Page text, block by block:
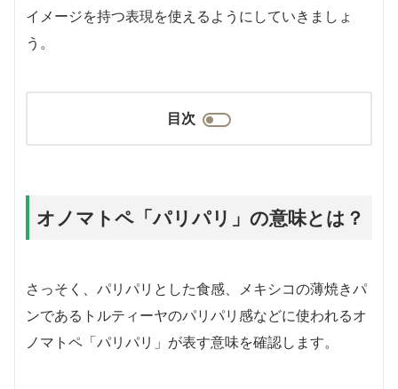
イメージを持つ表現を使えるようにしていきましょ
う。
目次
オノマトペ「パリパリ」の意味とは？
さっそく、パリパリとした食感、メキシコの薄焼きパ
ンであるトルティーヤのパリパリ感などに使われるオ
ノマトペ「パリパリ」が表す意味を確認します。